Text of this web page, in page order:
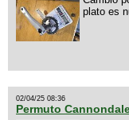
plato es
02/04/25 08:36
Permuto